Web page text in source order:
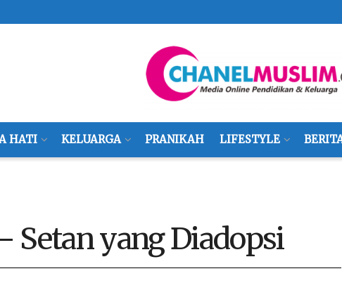
HATI KELUARGA PRANIKAH LIFESTYLE
Setan yang Diadopsi